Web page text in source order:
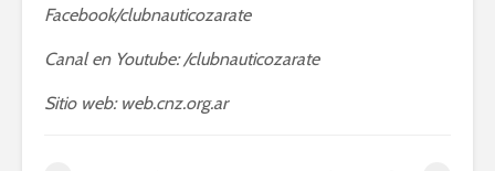
Facebook/clubnauticozarate
Canal en Youtube: /clubnauticozarate
Sitio web: web.cnz.org.ar